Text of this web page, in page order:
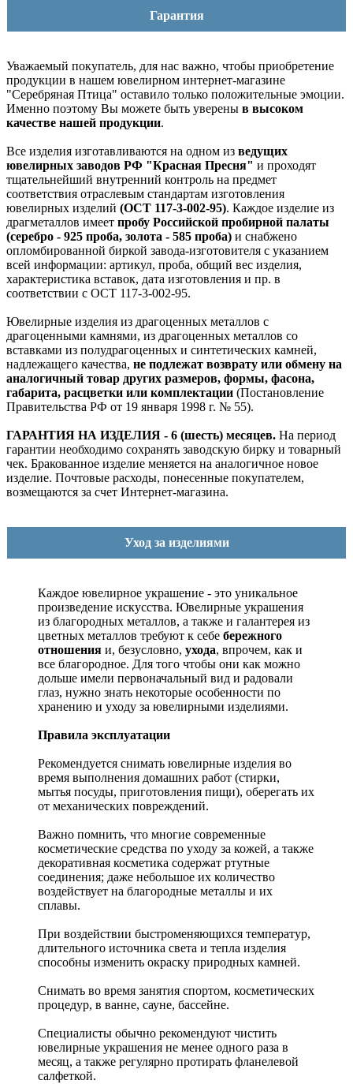
Гарантия
Уважаемый покупатель, для нас важно, чтобы приобретение
продукции в нашем ювелирном интернет-магазине
"Серебряная Птица" оставило только положительные эмоции.
Именно поэтому Вы можете быть уверены в высоком
качестве нашей продукции.
Все изделия изготавливаются на одном из ведущих
ювелирных заводов РФ "Красная Пресня" и проходят
тщательнейший внутренний контроль на предмет
соответствия отраслевым стандартам изготовления
ювелирных изделий (ОСТ 117-3-002-95). Каждое изделие из
драгметаллов имеет пробу Российской пробирной палаты
(серебро - 925 проба, золота - 585 проба) и снабжено
опломбированной биркой завода-изготовителя с указанием
всей информации: артикул, проба, общий вес изделия,
характеристика вставок, дата изготовления и пр. в
соответствии с ОСТ 117-3-002-95.
Ювелирные изделия из драгоценных металлов с
драгоценными камнями, из драгоценных металлов со
вставками из полудрагоценных и синтетических камней,
надлежащего качества, не подлежат возврату или обмену на
аналогичный товар других размеров, формы, фасона,
габарита, расцветки или комплектации (Постановление
Правительства РФ от 19 января 1998 г. № 55).
ГАРАНТИЯ НА ИЗДЕЛИЯ - 6 (шесть) месяцев. На период
гарантии необходимо сохранять заводскую бирку и товарный
чек. Бракованное изделие меняется на аналогичное новое
изделие. Почтовые расходы, понесенные покупателем,
возмещаются за счет Интернет-магазина.
Уход за изделиями
Каждое ювелирное украшение - это уникальное
произведение искусства. Ювелирные украшения
из благородных металлов, а также и галантерея из
цветных металлов требуют к себе бережного
отношения и, безусловно, ухода, впрочем, как и
все благородное. Для того чтобы они как можно
дольше имели первоначальный вид и радовали
глаз, нужно знать некоторые особенности по
хранению и уходу за ювелирными изделиями.
Правила эксплуатации
Рекомендуется снимать ювелирные изделия во
время выполнения домашних работ (стирки,
мытья посуды, приготовления пищи), оберегать их
от механических повреждений.
Важно помнить, что многие современные
косметические средства по уходу за кожей, а также
декоративная косметика содержат ртутные
соединения; даже небольшое их количество
воздействует на благородные металлы и их
сплавы.
При воздействии быстроменяющихся температур,
длительного источника света и тепла изделия
способны изменить окраску природных камней.
Снимать во время занятия спортом, косметических
процедур, в ванне, сауне, бассейне.
Специалисты обычно рекомендуют чистить
ювелирные украшения не менее одного раза в
месяц, а также регулярно протирать фланелевой
салфеткой.